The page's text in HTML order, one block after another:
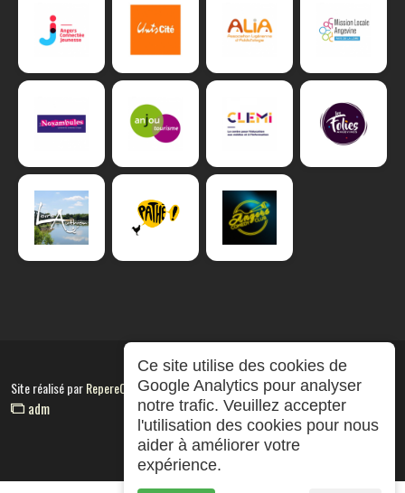
Site réalisé parRepereCom
adm
Ce site utilise des cookies de
Google Analytics pour analyser
notre trafic. Veuillez accepter
l'utilisation des cookies pour nous
aider à améliorer votre
expérience.